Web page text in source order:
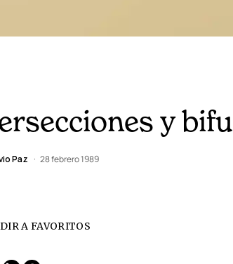
y
Paz 28 febrero 1989
A FAVORITOS